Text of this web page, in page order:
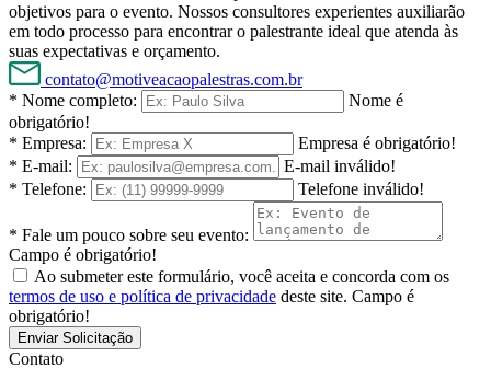
objetivos para o evento. Nossos consultores experientes auxiliarão
em todo processo para encontrar o palestrante ideal que atenda às
suas expectativas e orçamento.
contato@motiveacaopalestras.com.br
* Nome completo:
Nome é
obrigatório!
* Empresa:
Empresa é obrigatório!
* E-mail:
E-mail inválido!
* Telefone:
Telefone inválido!
* Fale um pouco sobre seu evento:
Campo é obrigatório!
Ao submeter este formulário, você aceita e concorda com os
termos de uso e política de privacidade deste site. Campo é
obrigatório!
Enviar Solicitação
Contato